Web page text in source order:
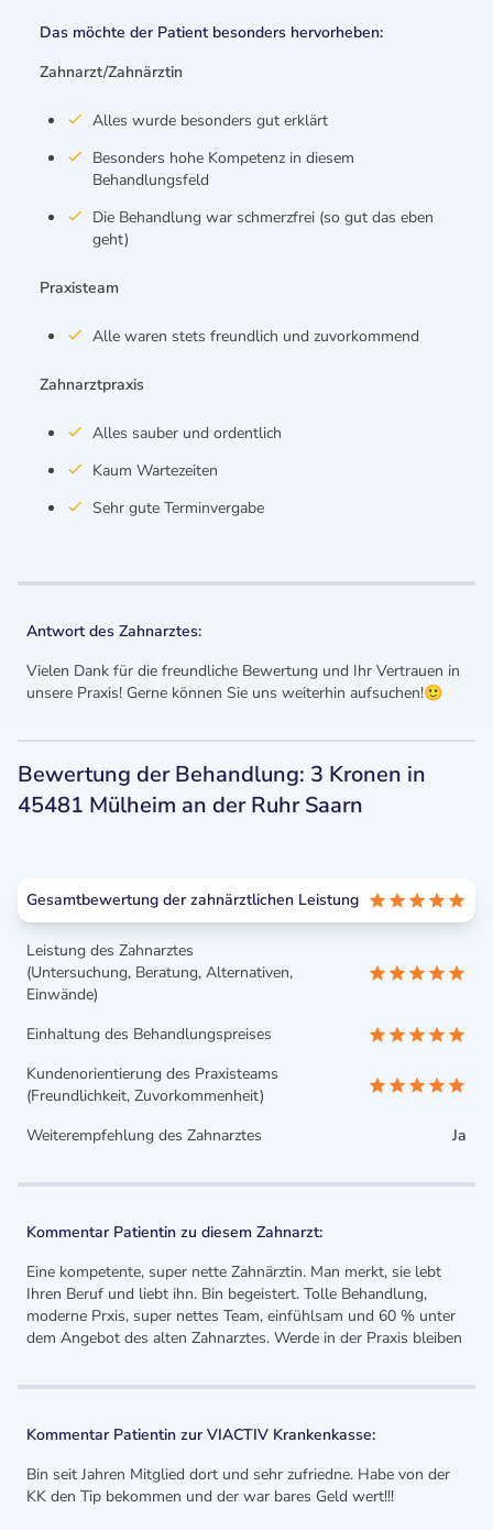
Das möchte der Patient besonders hervorheben:
Zahnarzt/Zahnärztin
Alles wurde besonders gut erklärt
Besonders hohe Kompetenz in diesem
Behandlungsfeld
Die Behandlung war schmerzfrei (so gut das eben
geht)
Praxisteam
Alle waren stets freundlich und zuvorkommend
Zahnarztpraxis
Alles sauber und ordentlich
Kaum Wartezeiten
Sehr gute Terminvergabe
Antwort des Zahnarztes:
Vielen Dank für die freundliche Bewertung und Ihr Vertrauen in
unsere Praxis! Gerne können Sie uns weiterhin aufsuchen!🙂
Bewertung der Behandlung: 3 Kronen in
45481 Mülheim an der Ruhr Saarn
Gesamtbewertung der zahnärztlichen Leistung
Leistung des Zahnarztes
(Untersuchung, Beratung, Alternativen,
Einwände)
Einhaltung des Behandlungspreises
Kundenorientierung des Praxisteams
(Freundlichkeit, Zuvorkommenheit)
Weiterempfehlung des Zahnarztes
Ja
Kommentar Patientin zu diesem Zahnarzt:
Eine kompetente, super nette Zahnärztin. Man merkt, sie lebt
Ihren Beruf und liebt ihn. Bin begeistert. Tolle Behandlung,
moderne Prxis, super nettes Team, einfühlsam und 60 % unter
dem Angebot des alten Zahnarztes. Werde in der Praxis bleiben
Kommentar Patientin zur VIACTIV Krankenkasse:
Bin seit Jahren Mitglied dort und sehr zufriedne. Habe von der
KK den Tip bekommen und der war bares Geld wert!!!